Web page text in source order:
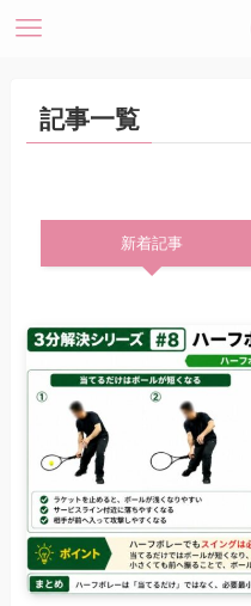
記事一覧
新着記事